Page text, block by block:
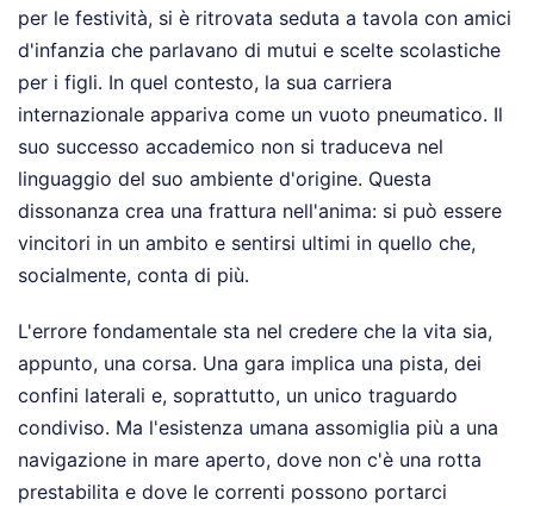
per le festività, si è ritrovata seduta a tavola con amici
d'infanzia che parlavano di mutui e scelte scolastiche
per i figli. In quel contesto, la sua carriera
internazionale appariva come un vuoto pneumatico. Il
suo successo accademico non si traduceva nel
linguaggio del suo ambiente d'origine. Questa
dissonanza crea una frattura nell'anima: si può essere
vincitori in un ambito e sentirsi ultimi in quello che,
socialmente, conta di più.
L'errore fondamentale sta nel credere che la vita sia,
appunto, una corsa. Una gara implica una pista, dei
confini laterali e, soprattutto, un unico traguardo
condiviso. Ma l'esistenza umana assomiglia più a una
navigazione in mare aperto, dove non c'è una rotta
prestabilita e dove le correnti possono portarci